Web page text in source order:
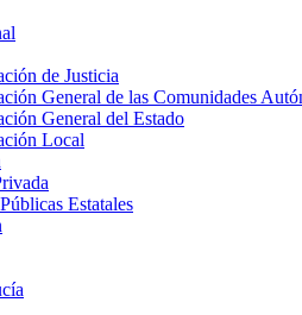
de Justicia
General de las Comunidades
General del Estado
Local
Estatales